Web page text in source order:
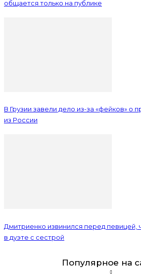
общается только на публике
В Грузии завели дело из-за «фейков» о
из России
Дмитриенко извинился перед певицей,
в дуэте с сестрой
Популярное на